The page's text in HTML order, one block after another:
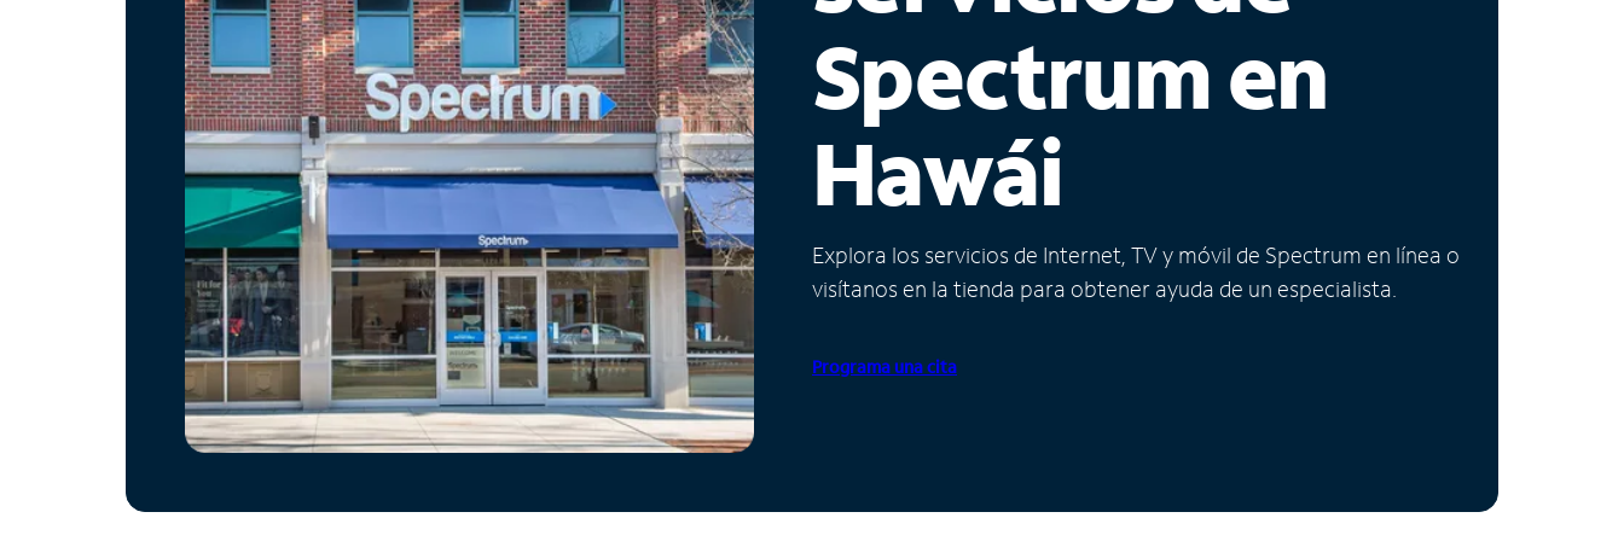
Spectrum en
Hawái
Explora los servicios de Internet, TV y móvil de Spectrum en línea o
visítanos en la tienda para obtener ayuda de un especialista.
Programa una cita